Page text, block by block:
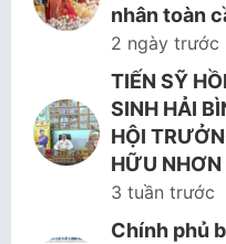
nhân toàn
2 ngày trước
TIẾN SỸ
SINH HẢI
HỘI
HỮU
3 tuần trước
Chính phủ